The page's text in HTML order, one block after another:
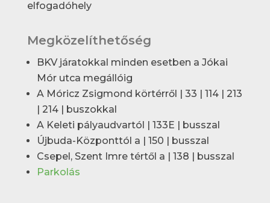
elfogadóhely
Megközelíthetőség
BKV járatokkal minden esetben a Jókai
Mór utca megállóig
A Móricz Zsigmond körtérről | 33 | 114 | 213
| 214 | buszokkal
A Keleti pályaudvartól | 133E | busszal
Újbuda-Központtól a | 150 | busszal
Csepel, Szent Imre tértől a | 138 | busszal
Parkolás